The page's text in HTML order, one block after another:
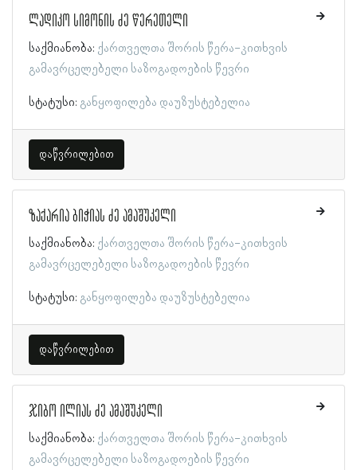
ლადიკო სიმონის ძე წერეთელი
საქმიანობა: ქართველთა შორის წერა-კითხვის
გამავრცელებელი საზოგადოების წევრი
სტატუსი: განყოფილება დაუზუსტებელია
დაწვრილებით
ზაქარია ბიჭიას ძე ამაშუკელი
საქმიანობა: ქართველთა შორის წერა-კითხვის
გამავრცელებელი საზოგადოების წევრი
სტატუსი: განყოფილება დაუზუსტებელია
დაწვრილებით
ჯიბო ილიას ძე ამაშუკელი
საქმიანობა: ქართველთა შორის წერა-კითხვის
გამავრცელებელი საზოგადოების წევრი